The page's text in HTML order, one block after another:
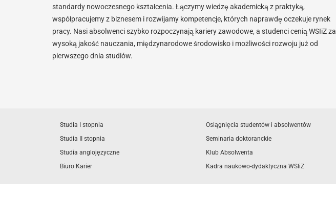
standardy nowoczesnego kształcenia. Łączymy wiedzę akademicką z praktyką,
współpracujemy z biznesem i rozwijamy kompetencje, których naprawdę oczekuje rynek
pracy. Nasi absolwenci szybko rozpoczynają kariery zawodowe, a studenci cenią WSIiZ za
wysoką jakość nauczania, międzynarodowe środowisko i możliwości rozwoju już od
pierwszego dnia studiów.
Studia I stopnia
Studia II stopnia
Studia anglojęzyczne
Biuro Karier
Osiągnięcia studentów i absolwentów
Seminaria doktoranckie
Klub Absolwenta
Kadra naukowo-dydaktyczna WSIiZ